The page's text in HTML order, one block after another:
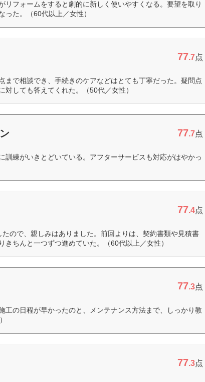
リフォームをすると劇的に新しく使いやすくなる。要望を取り
った。（60代以上／女性）
77.7点
まで相談でき、手続きのケアなどはとても丁寧だった。疑問点
対しても答えてくれた。（50代／女性）
77.7点
訓練がいきとどいている。アフターサービスも対応がはやかっ
77.4点
ので、親しみはありました。前回よりは、契約書類や見積書
きちんと一つずつ進めていた。（60代以上／女性）
77.3点
工の日程が早かったのと、メンテナンス方法まで、しっかり教
77.3点